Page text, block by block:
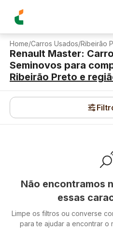
Home/Carros Usados/Ribeirão
Renault Master:
Seminovos para
Ribeirão Preto e
Não encontramos
essas
Limpe os filtros ou converse
para te ajudar a encontrar